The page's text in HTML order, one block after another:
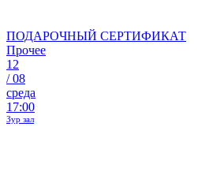
ПОДАРОЧНЫЙ СЕРТИФИКАТ
Прочее
12
/08
среда
17:00
Зур зал